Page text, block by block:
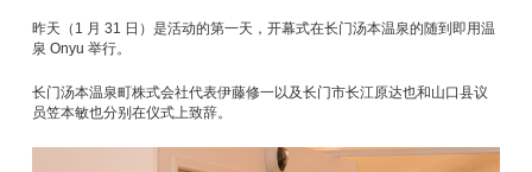
昨天（1 月 31 日）是活动的第一天，开幕式在长门汤本温泉的随到即用温
泉 Onyu 举行。
长门汤本温泉町株式会社代表伊藤修一以及长门市长江原达也和山口县议
员笠本敏也分别在仪式上致辞。